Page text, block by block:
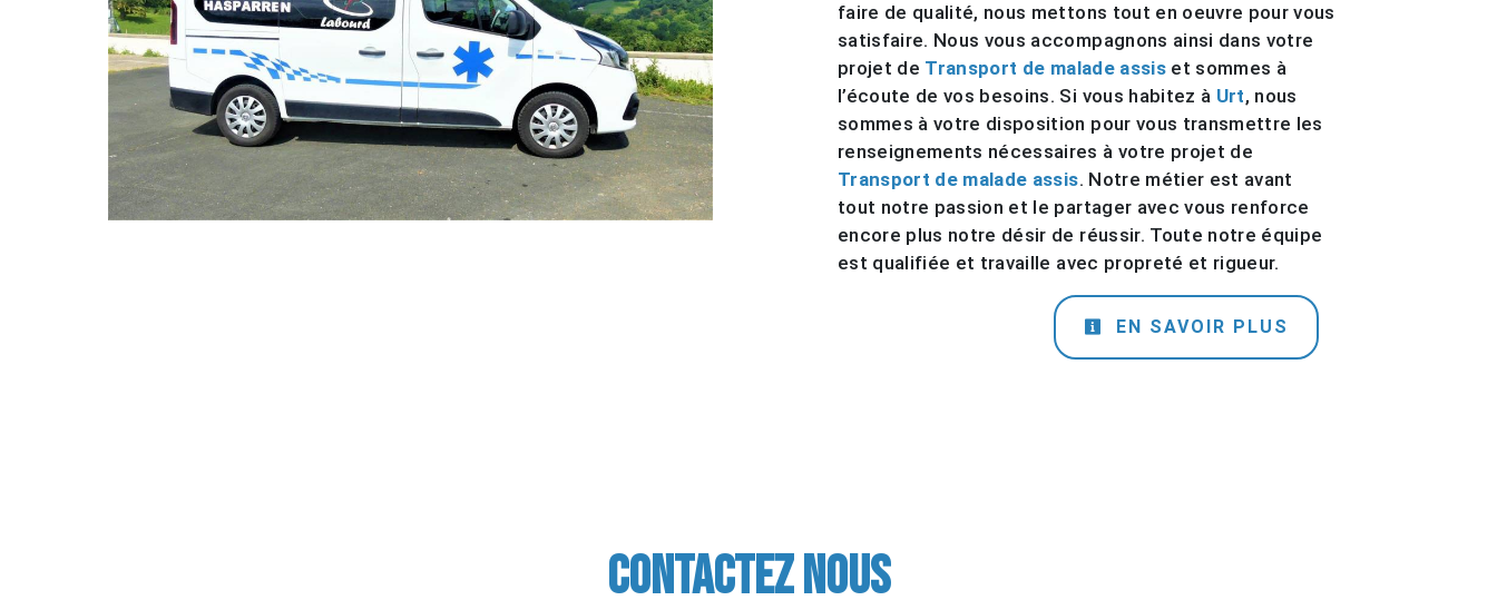
faire de qualité, nous mettons tout en oeuvre pour vous
satisfaire. Nous vous accompagnons ainsi dans votre
projet de Transport de malade assiset sommes à
l’écoute de vos besoins. Si vous habitez à Urt, nous
sommes à votre disposition pour vous transmettre les
renseignements nécessaires à votre projet de
Transport de malade assis. Notre métier est avant
tout notre passion et le partager avec vous renforce
encore plus notre désir de réussir. Toute notre équipe
est qualifiée et travaille avec propreté et rigueur.
EN SAVOIR PLUS
Contactez nous